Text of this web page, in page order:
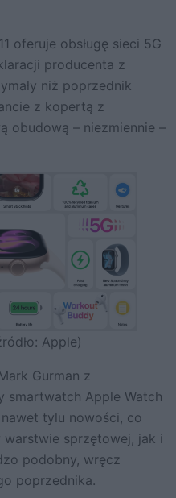
oferuje obsługę sieci 5G
producenta z
niż poprzednik
z kopertą z
obudową – niezmiennie –
Apple)
Gurman z
smartwatch Apple Watch
tylu nowości, co
sprzętowej, jak i
podobny, wręcz
poprzednika.